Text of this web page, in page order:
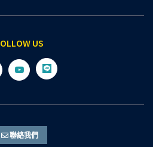
US
聯絡我們